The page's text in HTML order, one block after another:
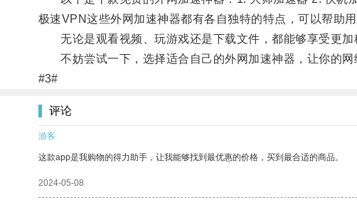
极速VPN这些外网加速神器都有各自独特的特点，可以帮助
无论是观看视频、玩游戏还是下载文件，都能够享受更加
不妨尝试一下，选择适合自己的外网加速神器，让你的网
#3#
评论
游客
这款app是我购物的得力助手，让我能够找到最优惠的价格，买到最合适的商品。
2024-05-08